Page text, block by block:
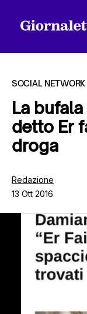
Tutti gli
Chi siamo
Contatti
SOCIAL NETWORK
La
detto Er
droga
Redazione
13 Ott 2016